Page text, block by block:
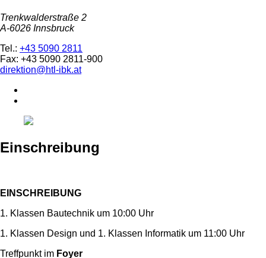
Trenkwalderstraße 2
A-6026 Innsbruck
Tel.: +43 5090 2811
Fax: +43 5090 2811-900
direktion@htl-ibk.at
Einschreibung
EINSCHREIBUNG
1. Klassen Bautechnik um 10:00 Uhr
1. Klassen Design und 1. Klassen Informatik um 11:00 Uhr
Treffpunkt im Foyer